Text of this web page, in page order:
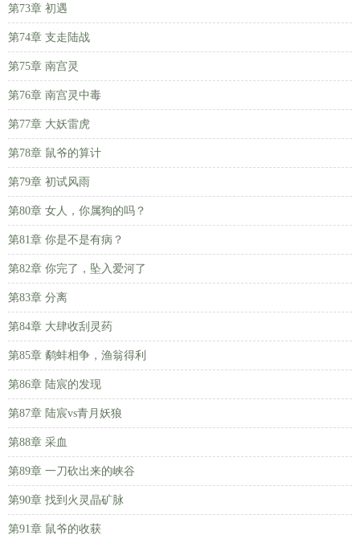
第73章 初遇
第74章 支走陆战
第75章 南宫灵
第76章 南宫灵中毒
第77章 大妖雷虎
第78章 鼠爷的算计
第79章 初试风雨
第80章 女人，你属狗的吗？
第81章 你是不是有病？
第82章 你完了，坠入爱河了
第83章 分离
第84章 大肆收刮灵药
第85章 鹬蚌相争，渔翁得利
第86章 陆宸的发现
第87章 陆宸vs青月妖狼
第88章 采血
第89章 一刀砍出来的峡谷
第90章 找到火灵晶矿脉
第91章 鼠爷的收获